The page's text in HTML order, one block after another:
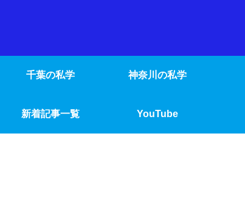
千葉の私学 神奈川の私学
新着記事一覧 YouTube